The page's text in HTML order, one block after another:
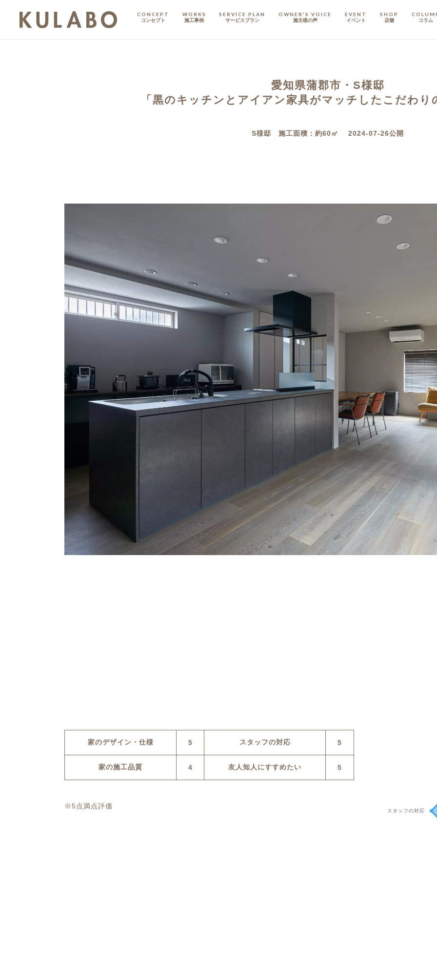
CONCEPT
コンセプト
WORKS
施工事例
SERVICE PLAN
サービスプラン
OWNER'S VOICE
施主樣の声
EVENT
イベント
SHOP
店舗
COMPANY
コラム
愛知県蒲郡市・S様邸
「黒のキッチンとアイアン家具がマッチしたこだわり
S様邸 施工面積：約60㎡ 2024-07-26公開
家のデザイン・仕様 5 スタッフの対応 5
家の施工品質 4 友人知人にすすめたい 5
※5点満点評価